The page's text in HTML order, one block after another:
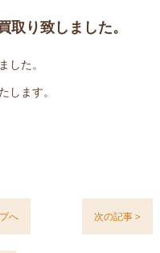
り致しました。
した。
します。
へ 次の記事 >